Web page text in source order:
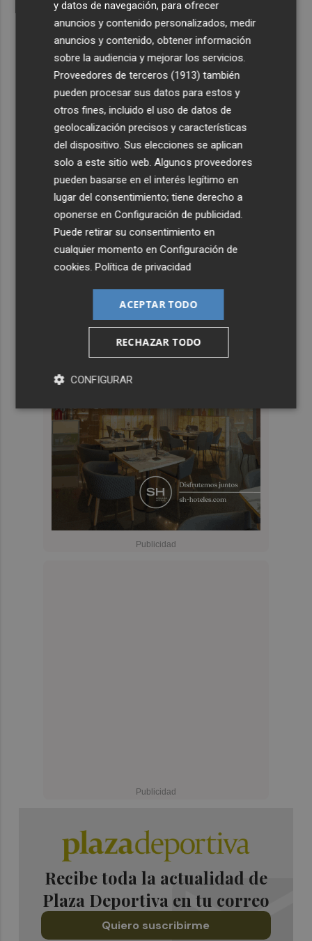
Recibe toda la actualidad de
Plaza Deportiva en tu correo
Quiero suscribirme
y datos de navegación, para ofrecer
anuncios y contenido personalizados, medir
anuncios y contenido, obtener información
sobre la audiencia y mejorar los servicios.
Proveedores de terceros (1913) también
pueden procesar sus datos para estos y
otros fines, incluido el uso de datos de
geolocalización precisos y características
del dispositivo. Sus elecciones se aplican
solo a este sitio web. Algunos proveedores
pueden basarse en el interés legítimo en
lugar del consentimiento; tiene derecho a
oponerse enConfiguración de publicidad
Puede retirar su consentimiento en
cualquier momento enConfiguración de
cookies .Política de privacidad
ACEPTAR TODO
RECHAZAR TODO
CONFIGURAR